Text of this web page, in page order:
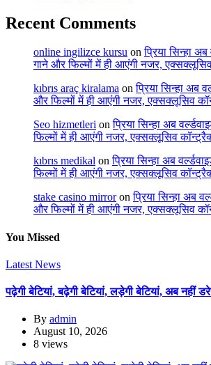
Recent Comments
online ingilizce kursu onप्रिया सिन्हा
गाने और फिल्मों में ही आएंगी नजर,
kıbrıs araç kiralama onप्रिया सिन्हा अब
और फिल्मों में ही आएंगी नजर, एक्सक्लूसिव
Seo hizmetleri onप्रिया सिन्हा अब
फिल्मों में ही आएंगी नजर, एक्सक्लूसिव
kıbrıs medikal onप्रिया सिन्हा अब
फिल्मों में ही आएंगी नजर, एक्सक्लूसिव
stake casino mirroronप्रिया सिन्हा अब
और फिल्मों में ही आएंगी नजर, एक्सक्लूसिव
You Missed
Latest News
पढ़ेगी बेटियां, बढ़ेगी बेटियां, लड़ेगी बेटियां, अब नहीं
By admin
August 10, 2026
8 views